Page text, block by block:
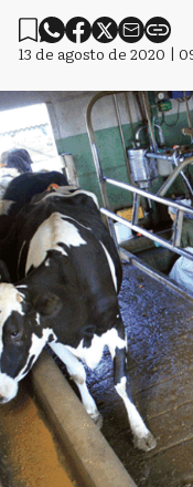
13 de agosto de 2020 |